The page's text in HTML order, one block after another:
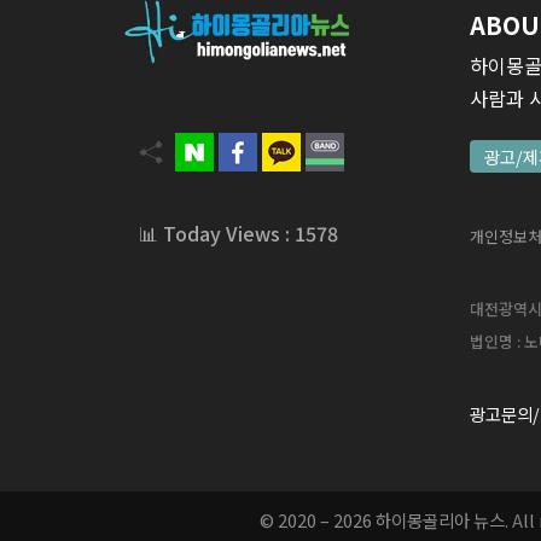
📊 Today Views : 1578
하이몽
사람과
광고/
개인정보
대전광역
법인명 :
광고문의
© 2020 – 2026 하이몽골리아 뉴스.All